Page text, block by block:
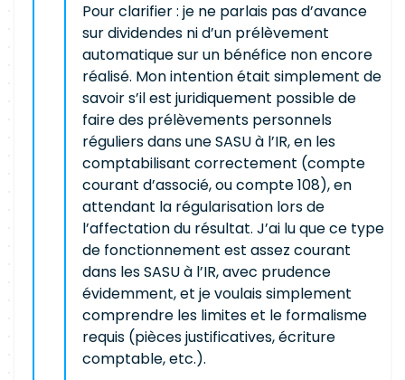
Pour clarifier : je ne parlais pas d’avance
sur dividendes ni d’un prélèvement
automatique sur un bénéfice non encore
réalisé. Mon intention était simplement de
savoir s’il est juridiquement possible de
faire des prélèvements personnels
réguliers dans une SASU à l’IR, en les
comptabilisant correctement (compte
courant d’associé, ou compte 108), en
attendant la régularisation lors de
l’affectation du résultat. J’ai lu que ce type
de fonctionnement est assez courant
dans les SASU à l’IR, avec prudence
évidemment, et je voulais simplement
comprendre les limites et le formalisme
requis (pièces justificatives, écriture
comptable, etc.).